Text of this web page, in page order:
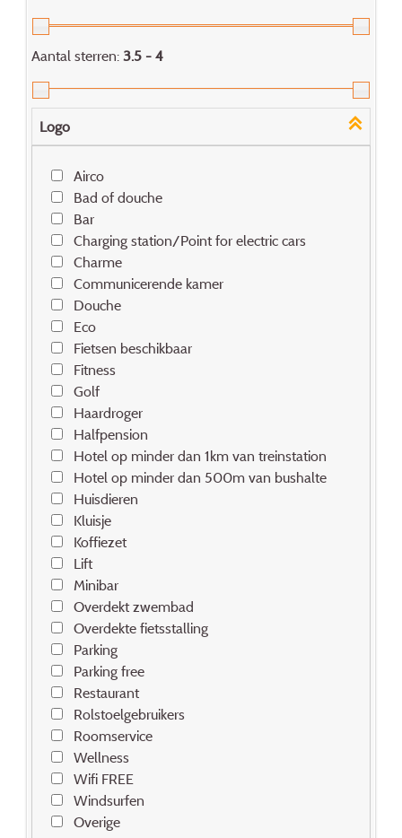
Aantal sterren: 3.5 - 4
Logo
Airco
Bad of douche
Bar
Charging station/Point for electric cars
Charme
Communicerende kamer
Douche
Eco
Fietsen beschikbaar
Fitness
Golf
Haardroger
Halfpension
Hotel op minder dan 1km van treinstation
Hotel op minder dan 500m van bushalte
Huisdieren
Kluisje
Koffiezet
Lift
Minibar
Overdekt zwembad
Overdekte fietsstalling
Parking
Parking free
Restaurant
Rolstoelgebruikers
Roomservice
Wellness
Wifi FREE
Windsurfen
Overige